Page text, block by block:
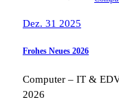
Dez. 31 2025
Frohes Neues 2026
Computer – IT &
2026